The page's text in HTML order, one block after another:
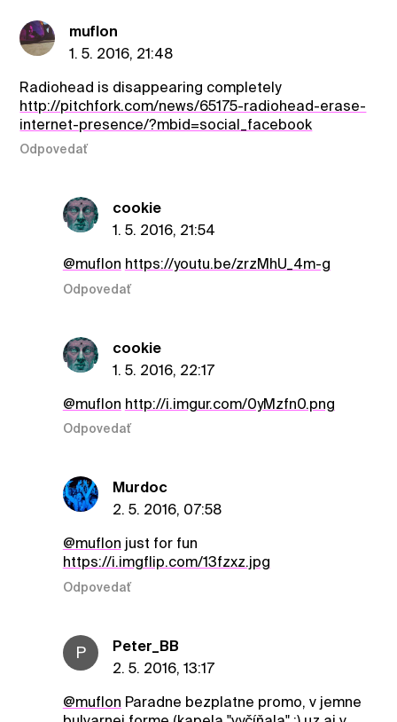
muflon
1. 5. 2016, 21:48
Radiohead is disappearing completely
http://pitchfork.com/news/65175-radiohead-erase-
internet-presence/?mbid=social_facebook
Odpovedať
cookie
1. 5. 2016, 21:54
@muflon https://youtu.be/zrzMhU_4m-g
Odpovedať
cookie
1. 5. 2016, 22:17
@muflon http://i.imgur.com/0yMzfn0.png
Odpovedať
Murdoc
2. 5. 2016, 07:58
@muflon just for fun
https://i.imgflip.com/13fzxz.jpg
Odpovedať
P
Peter_BB
2. 5. 2016, 13:17
@muflon Paradne bezplatne promo, v jemne